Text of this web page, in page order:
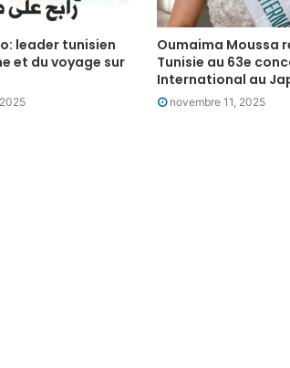
leader tunisien
et du voyage sur
Oumaima Moussa
Tunisie au 63e
International au
novembre 11, 2025